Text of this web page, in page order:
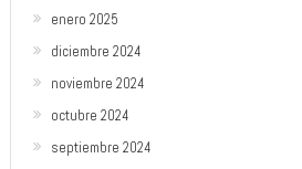
enero 2025
diciembre 2024
noviembre 2024
octubre 2024
septiembre 2024